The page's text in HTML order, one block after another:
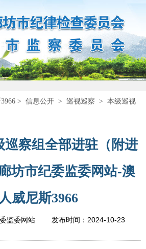
> 信息公开 > 巡视巡察 > 本级巡视
巡察组全部进驻（附进
坊市纪委监委网站-澳
威尼斯3966
监委网站 发布时间： 2024-10-23